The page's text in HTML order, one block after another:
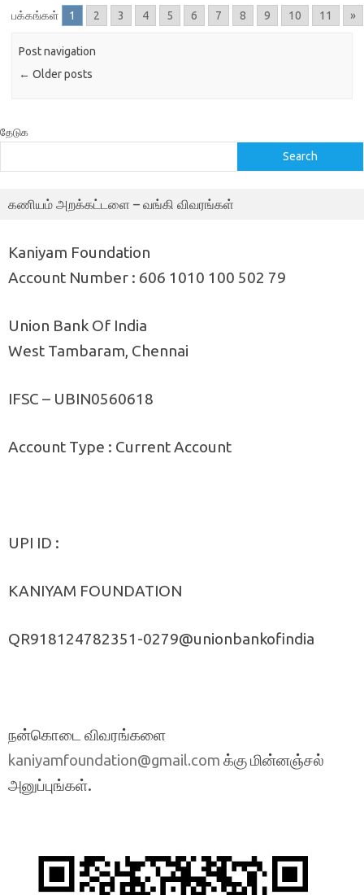
பக்கங்கள் 1 2 3 4 5 6 7 8 9 10 11 »
Post navigation
← Older posts
தேடுக
Search
கணியம் அறக்கட்டளை – வங்கி விவரங்கள்
Kaniyam Foundation
Account Number : 606 1010 100 502 79
Union Bank Of India
West Tambaram, Chennai
IFSC – UBIN0560618
Account Type : Current Account
UPI ID :
KANIYAM FOUNDATION
QR918124782351-0279@unionbankofindia
நன்கொடை விவரங்களை
kaniyamfoundation@gmail.com க்கு மின்னஞ்சல்
அனுப்புங்கள்.